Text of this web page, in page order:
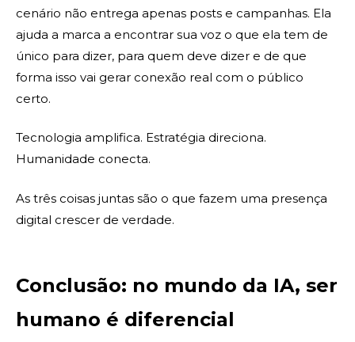
cenário não entrega apenas posts e campanhas. Ela
ajuda a marca a encontrar sua voz o que ela tem de
único para dizer, para quem deve dizer e de que
forma isso vai gerar conexão real com o público
certo.
Tecnologia amplifica. Estratégia direciona.
Humanidade conecta.
As três coisas juntas são o que fazem uma presença
digital crescer de verdade.
Conclusão: no mundo da IA, ser
humano é diferencial